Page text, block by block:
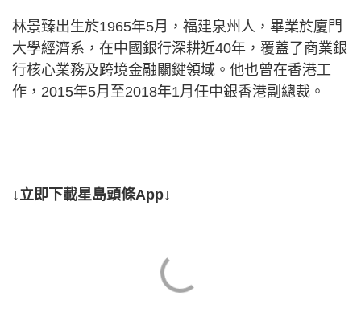
林景臻出生於1965年5月，福建泉州人，畢業於廈門
大學經濟系，在中國銀行深耕近40年，覆蓋了商業銀
行核心業務及跨境金融關鍵領域。他也曾在香港工
作，2015年5月至2018年1月任中銀香港副總裁。
↓立即下載星島頭條App↓